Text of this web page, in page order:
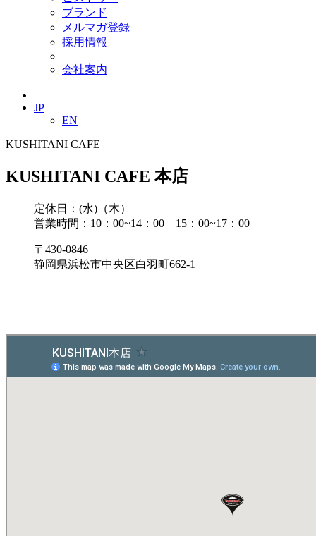
ブランド
メルマガ登録
採用情報
会社案内
JP
EN
KUSHITANI CAFE
KUSHITANI CAFE 本店
定休日：(水)（木）
営業時間：10：00~14：00 15：00~17：00
〒430-0846
静岡県浜松市中央区白羽町662-1